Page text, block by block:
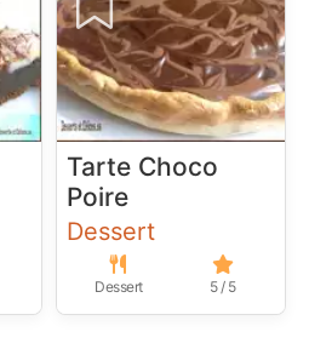
Tarte Choco
Poire
Dessert
Dessert 5 / 5